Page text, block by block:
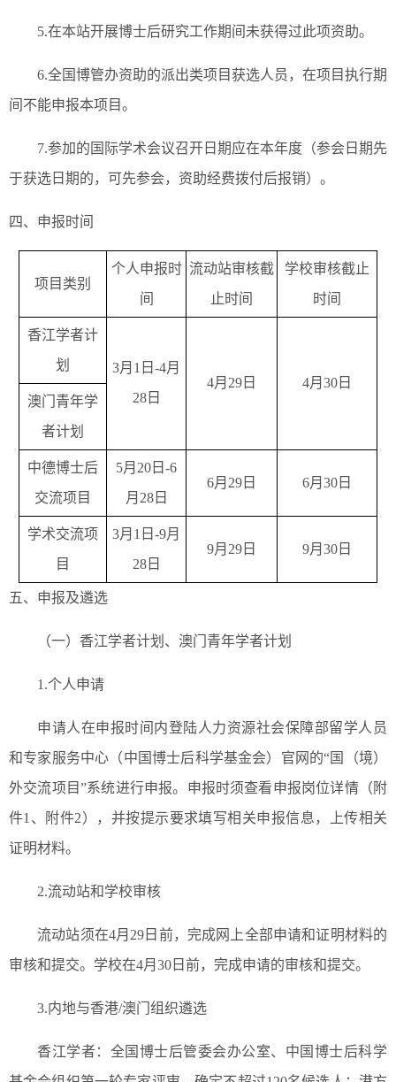
5.在本站开展博士后研究工作期间未获得过此项资助。
6.全国博管办资助的派出类项目获选人员，在项目执行期
间不能申报本项目。
7.参加的国际学术会议召开日期应在本年度（参会日期先
于获选日期的，可先参会，资助经费拨付后报销）。
四、申报时间
项目类别
个人申报时
间
流动站审核截
止时间
学校审核截止
时间
香江学者计
划
3月1日-4月
28日
4月29日
4月30日
澳门青年学
者计划
中德博士后
交流项目
5月20日-6
月28日
6月29日 6月30日
学术交流项
目
3月1日-9月
28日
9月29日 9月30日
五、申报及遴选
（一）香江学者计划、澳门青年学者计划
1.个人申请
申请人在申报时间内登陆人力资源社会保障部留学人员
和专家服务中心（中国博士后科学基金会）官网的“国（境）
外交流项目”系统进行申报。申报时须查看申报岗位详情（附
件1、附件2），并按提示要求填写相关申报信息，上传相关
证明材料。
2.流动站和学校审核
流动站须在4月29日前，完成网上全部申请和证明材料的
审核和提交。学校在4月30日前，完成申请的审核和提交。
3.内地与香港/澳门组织遴选
香江学者：全国博士后管委会办公室、中国博士后科学